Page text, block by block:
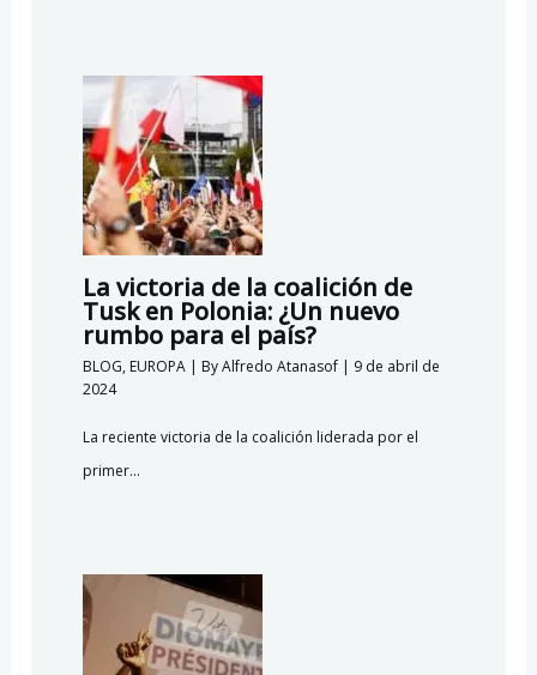
La victoria de la coalición de
Tusk en Polonia: ¿Un nuevo
rumbo para el país?
BLOG, EUROPA| ByAlfredo Atanasof | 9 de abril de
2024
La reciente victoria de la coalición liderada por el
primer…